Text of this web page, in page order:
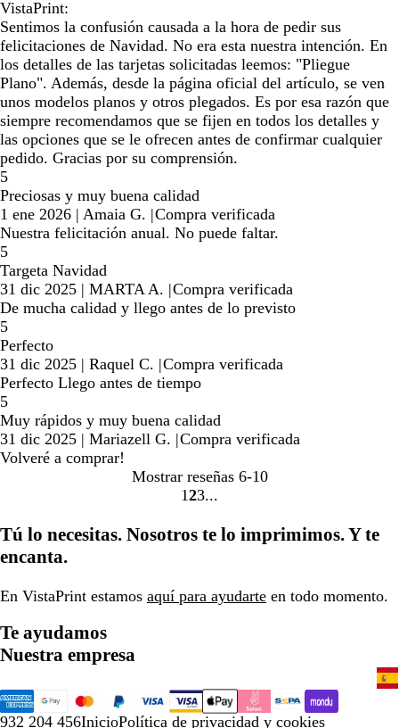
VistaPrint:
Sentimos la confusión causada a la hora de pedir sus
felicitaciones de Navidad. No era esta nuestra intención. En
los detalles de las tarjetas solicitadas leemos: "Pliegue
Plano". Además, desde la página oficial del artículo, se ven
unos modelos planos y otros plegados. Es por esa razón que
siempre recomendamos que se fijen en todos los detalles y
las opciones que se le ofrecen antes de confirmar cualquier
pedido. Gracias por su comprensión.
5
Preciosas y muy buena calidad
1 ene 2026 | Amaia G. |Compra verificada
Nuestra felicitación anual. No puede faltar.
5
Targeta Navidad
31 dic 2025 | MARTA A. |Compra verificada
De mucha calidad y llego antes de lo previsto
5
Perfecto
31 dic 2025 | Raquel C. |Compra verificada
Perfecto Llego antes de tiempo
5
Muy rápidos y muy buena calidad
31 dic 2025 | Mariazell G. |Compra verificada
Volveré a comprar!
Mostrar reseñas 6-10
Ir
la
1 Ir
la
2Ir
la
3
Tú lo necesitas. Nosotros te lo imprimimos. Y te
encanta.
En VistaPrint estamos aquí para ayudarte en todo momento.
Te ayudamos
Nuestra empresa
932 204 456InicioPolítica de privacidad y cookies